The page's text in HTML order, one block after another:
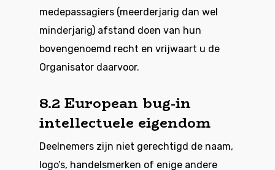
medepassagiers (meerderjarig dan wel
minderjarig) afstand doen van hun
bovengenoemd recht en vrijwaart u de
Organisator daarvoor.
8.2 European bug-in
intellectuele eigendom
Deelnemers zijn niet gerechtigd de naam,
logo’s, handelsmerken of enige andere